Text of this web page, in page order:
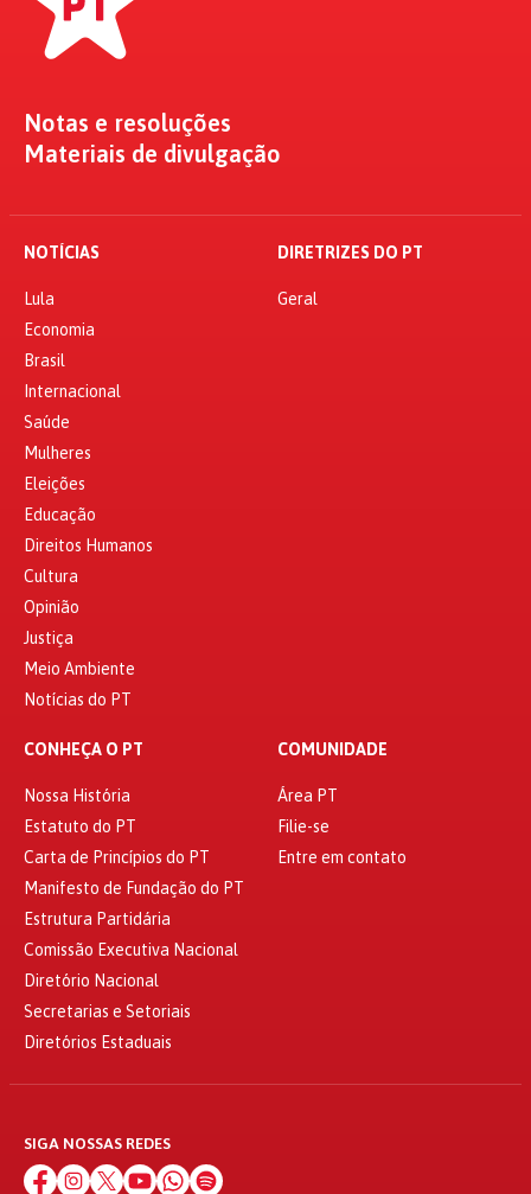
Notas e resoluções
Materiais de divulgação
NOTÍCIAS
Lula
Economia
Brasil
Internacional
Saúde
Mulheres
Eleições
Educação
Direitos Humanos
Cultura
Opinião
Justiça
Meio Ambiente
Notícias do PT
DIRETRIZES DO PT
Geral
CONHEÇA O PT
Nossa História
Estatuto do PT
Carta de Princípios do PT
Manifesto de Fundação do PT
Estrutura Partidária
Comissão Executiva Nacional
Diretório Nacional
Secretarias e Setoriais
Diretórios Estaduais
COMUNIDADE
Área PT
Filie-se
Entre em contato
SIGA NOSSAS REDES